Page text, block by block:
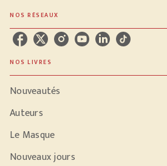
NOS RÉSEAUX
NOS LIVRES
Nouveautés
Auteurs
Le Masque
Nouveaux jours